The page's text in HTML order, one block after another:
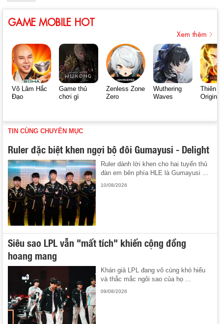
GAME MOBILE HOT
Xem thêm
Võ Lâm Hắc
Đạo
Game thủ
chơi gì
Zenless Zone
Zero
Wuthering
Waves
Thiên
Origin
TIN CÙNG CHUYÊN MỤC
Ruler đặc biệt khen ngợi bộ đôi Gumayusi - Delight
Ruler dành lời khen cho hai tuyển thủ
đàn em bên phía HLE là Gumayusi ...
10/08/2026
Siêu sao LPL vẫn "mất tích" khiến cộng đồng
hoang mang
Khán giả LPL đang vô cùng khó hiểu
và thắc mắc ngôi sao của họ ...
09/08/2026